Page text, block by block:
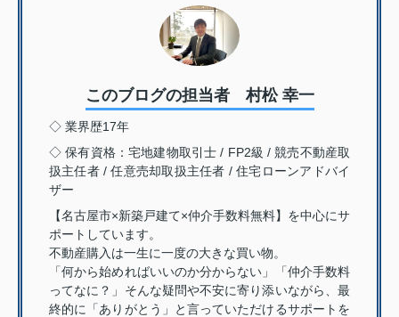
このブログの担当者 村松 幸一
◇ 業界歴17年
◇ 保有資格：宅地建物取引士 / FP2級 / 競売不動産取
扱主任者 / 任意売却取扱主任者 / 住宅ローンアドバイ
ザー
【名古屋市×新築戸建て×仲介手数料無料】を中心にサ
ポートしています。
不動産購入は一生に一度の大きな買い物。
「何から始めればいいのか分からない」「仲介手数料
ってなに？」そんな疑問や不安に寄り添いながら、最
終的に「ありがとう」と言っていただけるサポートを